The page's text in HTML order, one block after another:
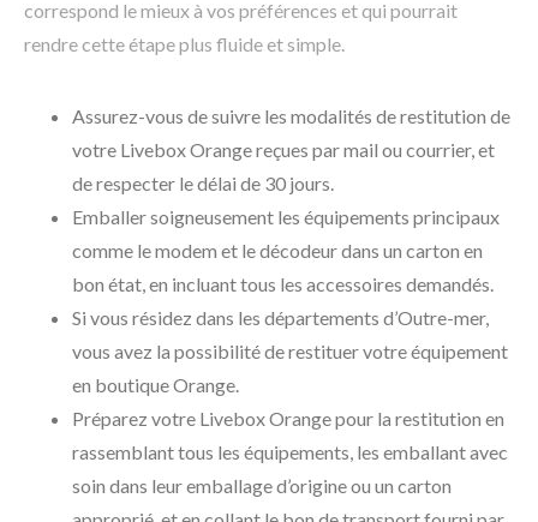
correspond le mieux à vos préférences et qui pourrait
rendre cette étape plus fluide et simple.
Assurez-vous de suivre les modalités de restitution de
votre Livebox Orange reçues par mail ou courrier, et
de respecter le délai de 30 jours.
Emballer soigneusement les équipements principaux
comme le modem et le décodeur dans un carton en
bon état, en incluant tous les accessoires demandés.
Si vous résidez dans les départements d’Outre-mer,
vous avez la possibilité de restituer votre équipement
en boutique Orange.
Préparez votre Livebox Orange pour la restitution en
rassemblant tous les équipements, les emballant avec
soin dans leur emballage d’origine ou un carton